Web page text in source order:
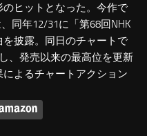
ヒットとなった。今作で
同年12/31に「第68回NHK
披露。同日のチャートで
、発売以来の最高位を更新
よるチャートアクション